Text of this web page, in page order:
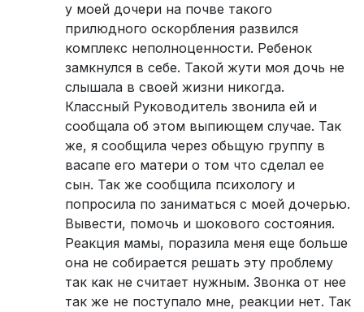
у моей дочери на почве такого
прилюдного оскорбления развился
комплекс неполноценности. Ребенок
замкнулся в себе. Такой жути моя дочь не
слышала в своей жизни никогда.
Классный Руководитель звонила ей и
сообщала об этом выпиющем случае. Так
же, я сообщила через обьщую группу в
васапе его матери о том что сделал ее
сын. Так же сообщила психологу и
попросила по заниматься с моей дочерью.
Вывести, помочь и шокового состояния.
Реакция мамы, поразила меня еще больше
она не собирается решать эту проблему
так как не считает нужным. Звонка от нее
так же не поступало мне, реакции нет. Так